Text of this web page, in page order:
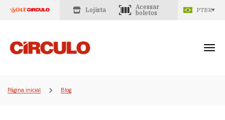
Lojista
Acessar
boletos
PTBR
Página inicial Blog